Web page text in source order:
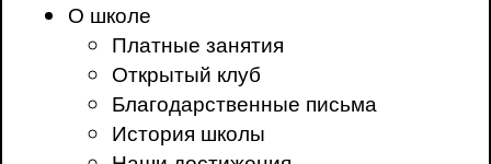
О школе
Платные занятия
Открытый клуб
Благодарственные письма
История школы